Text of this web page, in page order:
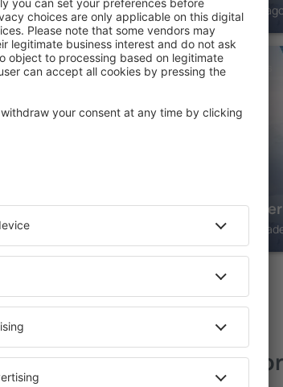
2 notti Kreuth, 14
2026, 2 notti
BAVARIAN ALPS
Hotel
in Bavarian Alps
Bavarian Alps - il